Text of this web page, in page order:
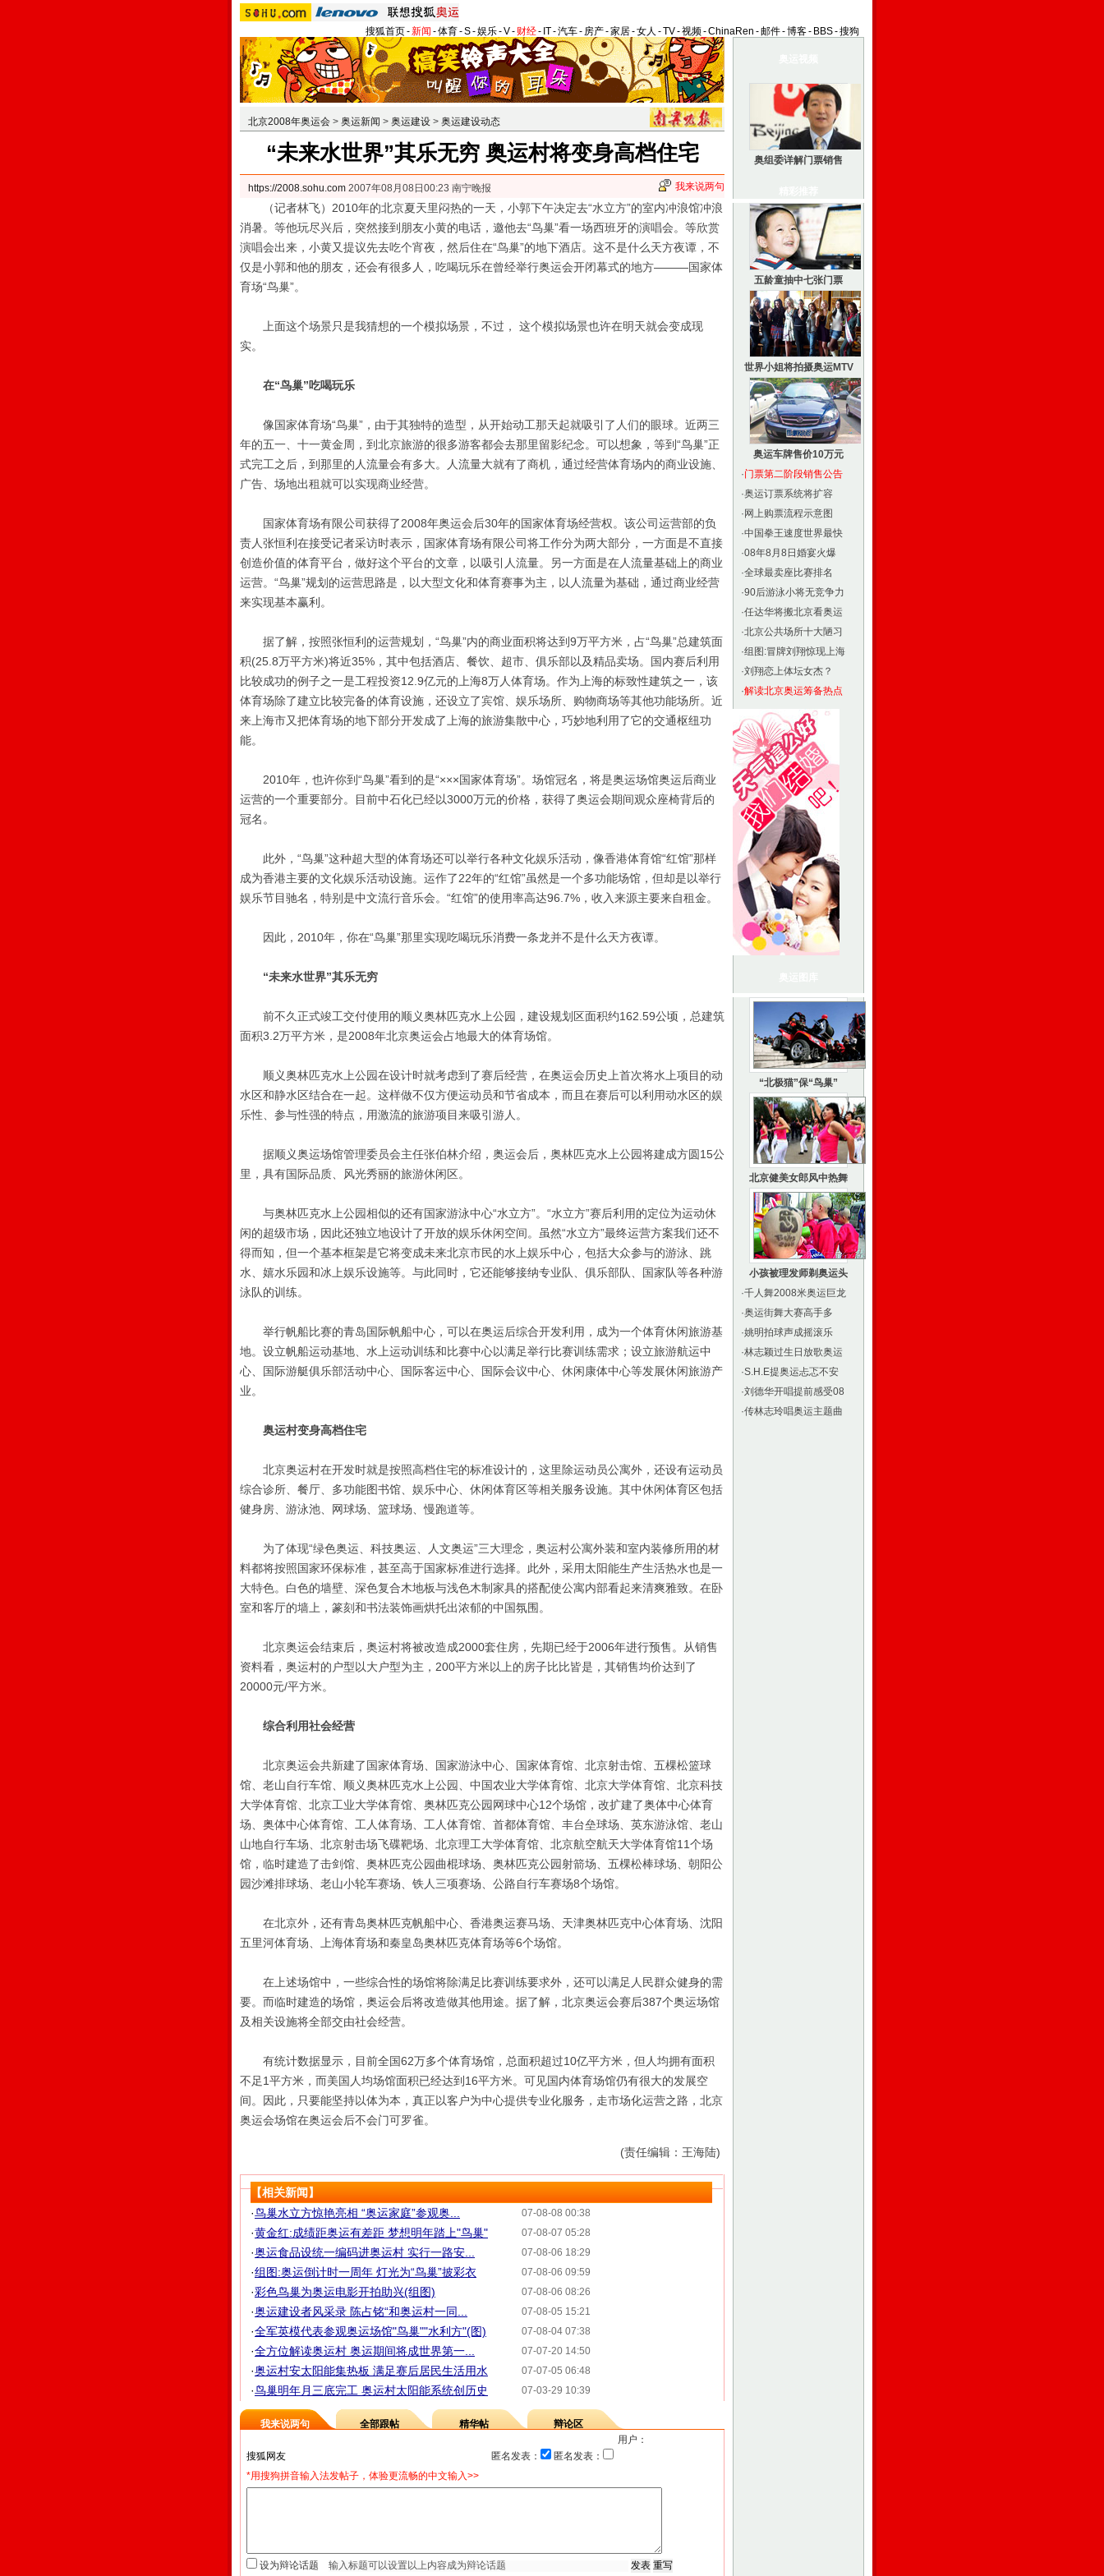
搜狐首页-新闻 -体育-S-娱乐-V- 财经- IT-汽车- 房产-家居-女人 -TV-视频-ChinaRen -邮件-博客- BBS-搜狗
北京2008年奥运会 > 奥运新闻 > 奥运建设 > 奥运建设动态
“未来水世界”其乐无穷 奥运村将变身高档住宅
https://2008.sohu.com 2007年08月08日00:23 南宁晚报 我来说两句
（记者林飞）2010年的北京夏天里闷热的一天，小郭下午决定去“水立方”的室内冲浪馆冲浪
消暑。等他玩尽兴后，突然接到朋友小黄的电话，邀他去“鸟巢”看一场西班牙的演唱会。等欣赏
演唱会出来，小黄又提议先去吃个宵夜，然后住在“鸟巢”的地下酒店。 这不是什么天方夜谭，不
仅是小郭和他的朋友，还会有很多人，吃喝玩乐在曾经举行奥运会开闭幕式的地方———国家体
育场“鸟巢”。
上面这个场景只是我猜想的一个模拟场景，不过， 这个模拟场景也许在明天就会变成现
实。
在“鸟巢”吃喝玩乐
像国家体育场“鸟巢”，由于其独特的造型，从开始动工那天起就吸引了人们的眼球。近两三
年的五一、十一黄金周，到北京旅游的很多游客都会去那里留影纪念。可以想象，等到“鸟巢”正
式完工之后，到那里的人流量会有多大。人流量大就有了商机，通过经营体育场内的商业设施、
广告、场地出租就可以实现商业经营。
国家体育场有限公司获得了2008年奥运会后30年的国家体育场经营权。该公司运营部的负
责人张恒利在接受记者采访时表示，国家体育场有限公司将工作分为两大部分，一方面是不直接
创造价值的体育平台，做好这个平台的文章，以吸引人流量。另一方面是在人流量基础上的商业
运营。“鸟巢”规划的运营思路是，以大型文化和体育赛事为主，以人流量为基础，通过商业经营
来实现基本赢利。
据了解，按照张恒利的运营规划，“鸟巢”内的商业面积将达到9万平方米，占“鸟巢”总建筑面
积(25.8万平方米)将近35%，其中包括酒店、餐饮、超市、俱乐部以及精品卖场。国内赛后利用
比较成功的例子之一是工程投资12.9亿元的上海8万人体育场。作为上海的标致性建筑之一，该
体育场除了建立比较完备的体育设施，还设立了宾馆、娱乐场所、购物商场等其他功能场所。近
来上海市又把体育场的地下部分开发成了上海的旅游集散中心，巧妙地利用了它的交通枢纽功
能。
2010年，也许你到“鸟巢”看到的是“×××国家体育场”。场馆冠名，将是奥运场馆奥运后商业
运营的一个重要部分。目前中石化已经以3000万元的价格，获得了奥运会期间观众座椅背后的
冠名。
此外，“鸟巢”这种超大型的体育场还可以举行各种文化娱乐活动，像香港体育馆“红馆”那样
成为香港主要的文化娱乐活动设施。运作了22年的“红馆”虽然是一个多功能场馆，但却是以举行
娱乐节目驰名，特别是中文流行音乐会。“红馆”的使用率高达96.7%，收入来源主要来自租金。
因此，2010年，你在“鸟巢”那里实现吃喝玩乐消费一条龙并不是什么天方夜谭。
“未来水世界”其乐无穷
前不久正式竣工交付使用的顺义奥林匹克水上公园，建设规划区面积约162.59公顷，总建筑
面积3.2万平方米，是2008年北京奥运会占地最大的体育场馆。
顺义奥林匹克水上公园在设计时就考虑到了赛后经营，在奥运会历史上首次将水上项目的动
水区和静水区结合在一起。这样做不仅方便运动员和节省成本，而且在赛后可以利用动水区的娱
乐性、参与性强的特点，用激流的旅游项目来吸引游人。
据顺义奥运场馆管理委员会主任张伯林介绍，奥运会后，奥林匹克水上公园将建成方圆15公
里，具有国际品质、风光秀丽的旅游休闲区。
与奥林匹克水上公园相似的还有国家游泳中心“水立方”。“水立方”赛后利用的定位为运动休
闲的超级市场，因此还独立地设计了开放的娱乐休闲空间。虽然“水立方”最终运营方案我们还不
得而知，但一个基本框架是它将变成未来北京市民的水上娱乐中心，包括大众参与的游泳、跳
水、嬉水乐园和冰上娱乐设施等。与此同时，它还能够接纳专业队、俱乐部队、国家队等各种游
泳队的训练。
举行帆船比赛的青岛国际帆船中心，可以在奥运后综合开发利用，成为一个体育休闲旅游基
地。设立帆船运动基地、水上运动训练和比赛中心以满足举行比赛训练需求；设立旅游航运中
心、国际游艇俱乐部活动中心、国际客运中心、国际会议中心、休闲康体中心等发展休闲旅游产
业。
奥运村变身高档住宅
北京奥运村在开发时就是按照高档住宅的标准设计的，这里除运动员公寓外，还设有运动员
综合诊所、餐厅、多功能图书馆、娱乐中心、休闲体育区等相关服务设施。其中休闲体育区包括
健身房、游泳池、网球场、篮球场、慢跑道等。
为了体现“绿色奥运、科技奥运、人文奥运”三大理念，奥运村公寓外装和室内装修所用的材
料都将按照国家环保标准，甚至高于国家标准进行选择。此外，采用太阳能生产生活热水也是一
大特色。白色的墙壁、深色复合木地板与浅色木制家具的搭配使公寓内部看起来清爽雅致。在卧
室和客厅的墙上，篆刻和书法装饰画烘托出浓郁的中国氛围。
北京奥运会结束后，奥运村将被改造成2000套住房，先期已经于2006年进行预售。从销售
资料看，奥运村的户型以大户型为主，200平方米以上的房子比比皆是，其销售均价达到了
20000元/平方米。
综合利用社会经营
北京奥运会共新建了国家体育场、国家游泳中心、国家体育馆、北京射击馆、五棵松篮球
馆、老山自行车馆、顺义奥林匹克水上公园、中国农业大学体育馆、北京大学体育馆、北京科技
大学体育馆、北京工业大学体育馆、奥林匹克公园网球中心12个场馆，改扩建了奥体中心体育
场、奥体中心体育馆、工人体育场、工人体育馆、首都体育馆、丰台垒球场、英东游泳馆、老山
山地自行车场、北京射击场飞碟靶场、北京理工大学体育馆、北京航空航天大学体育馆11个场
馆，临时建造了击剑馆、奥林匹克公园曲棍球场、奥林匹克公园射箭场、五棵松棒球场、朝阳公
园沙滩排球场、老山小轮车赛场、铁人三项赛场、公路自行车赛场8个场馆。
在北京外，还有青岛奥林匹克帆船中心、香港奥运赛马场、天津奥林匹克中心体育场、沈阳
五里河体育场、上海体育场和秦皇岛奥林匹克体育场等6个场馆。
在上述场馆中，一些综合性的场馆将除满足比赛训练要求外，还可以满足人民群众健身的需
要。而临时建造的场馆，奥运会后将改造做其他用途。据了解，北京奥运会赛后387个奥运场馆
及相关设施将全部交由社会经营。
有统计数据显示，目前全国62万多个体育场馆，总面积超过10亿平方米，但人均拥有面积
不足1平方米，而美国人均场馆面积已经达到16平方米。可见国内体育场馆仍有很大的发展空
间。因此，只要能坚持以体为本，真正以客户为中心提供专业化服务，走市场化运营之路，北京
奥运会场馆在奥运会后不会门可罗雀。
(责任编辑：王海陆)
【相关新闻】
07-08-08 00:38
·鸟巢水立方惊艳亮相 “奥运家庭”参观奥...
07-08-07 05:28
·黄金红:成绩距奥运有差距 梦想明年踏上"鸟巢"
07-08-06 18:29
·奥运食品设统一编码进奥运村 实行一路安...
07-08-06 09:59
·组图:奥运倒计时一周年 灯光为“鸟巢”披彩衣
07-08-06 08:26
·彩色鸟巢为奥运电影开拍助兴(组图)
07-08-05 15:21
·奥运建设者风采录 陈占铭“和奥运村一同...
07-08-04 07:38
·全军英模代表参观奥运场馆"鸟巢""水利方"(图)
07-07-20 14:50
·全方位解读奥运村 奥运期间将成世界第一...
07-07-05 06:48
·奥运村安太阳能集热板 满足赛后居民生活用水
07-03-29 10:39
·鸟巢明年月三底完工 奥运村太阳能系统创历史
我来说两句 全部跟帖 精华帖
辩论区
用户：
匿名发表：
匿名发表：
*用搜狗拼音输入法发帖子，体验更流畅的中文输入>>
设为辩论话题
奥组委详解门票销售
五龄童抽中七张门票
世界小姐将拍摄奥运MTV
奥运车牌售价10万元
·门票第二阶段销售公告
·奥运订票系统将扩容
· 网上购票流程示意图
·中国拳王速度世界最快
·08年8月8日婚宴火爆
·全球最卖座比赛排名
·90后游泳小将无竞争力
·任达华将搬北京看奥运
·北京公共场所十大陋习
·组图:冒牌刘翔惊现上海
·刘翔恋上体坛女杰？
·解读北京奥运筹备热点
“北极猫”保“鸟巢”
北京健美女郎风中热舞
小孩被理发师剃奥运头
·千人舞2008米奥运巨龙
·奥运街舞大赛高手多
·姚明拍球声成摇滚乐
·林志颖过生日放歌奥运
·S.H.E提奥运忐忑不安
·刘德华开唱提前感受08
·传林志玲唱奥运主题曲